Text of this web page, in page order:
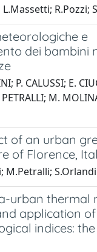
R.Pozzi;
e
dei bambini
P. CALUSSI; E.
M.
of an urban
of Florence,
M.Petralli;
urban thermal
application of
indices: